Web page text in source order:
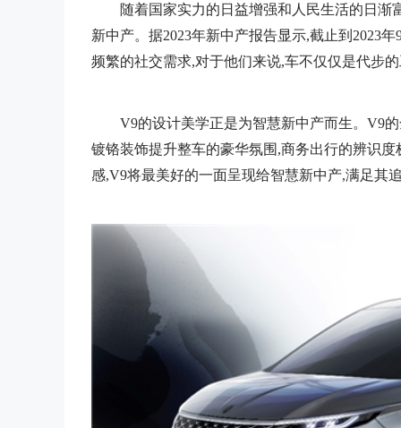
随着国家实力的日益增强和人民生活的日
新中产。据2023年新中产报告显示,截止到2023
频繁的社交需求,对于他们来说,车不仅仅是代步
V9的设计美学正是为智慧新中产而生。V9
镀铬装饰提升整车的豪华氛围,商务出行的辨识
感,V9将最美好的一面呈现给智慧新中产,满足其